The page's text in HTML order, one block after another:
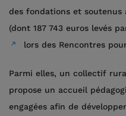
des fondations et soutenus
(dont 187 743 euros levés
lors des Rencontres
Parmi elles, un collectif
propose un accueil
engagées afin de